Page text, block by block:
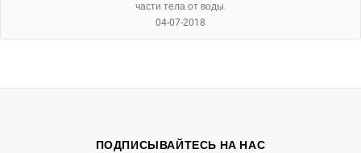
части тела от воды.
04-07-2018
ПОДПИСЫВАЙТЕСЬ НА НАС